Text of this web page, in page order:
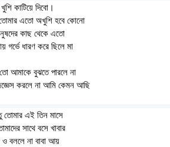
কাটিয়ে দিবো।
এতো অখুশি হবে কোনো
কাছ থেকে এতো
ধারণ করে ছিলে মা
আমাকে বুঝতে পারলে না
করলে না আমি কেমন আছি
তোমার এই তিন মাসে
সাথে বসে খাবার
বললে না বাবা আয়